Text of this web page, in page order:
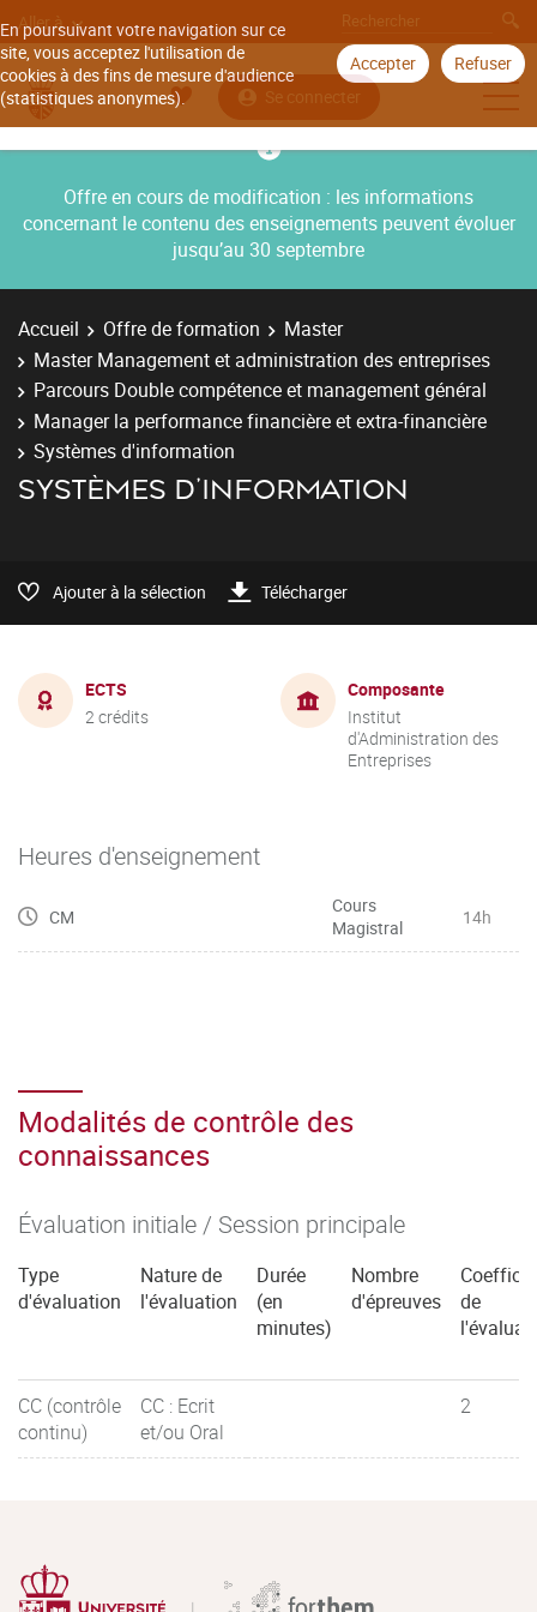
En poursuivant votre navigation sur ce
site, vous acceptez l'utilisation de
cookies à des fins de mesure d'audience
(statistiques anonymes).
Accepter Refuser
Aller à
Se connecter
Offre en cours de modification : les informations
concernant le contenu des enseignements peuvent évoluer
jusqu’au 30 septembre
Accueil Offre de formation
Master
Master Management et administration des entreprises
Parcours Double compétence et management général
Manager la performance financière et extra-financière
Systèmes d'information
SYSTÈMES D'INFORMATION
Ajouter à la sélection Télécharger
ECTS
2 crédits
Composante
Institut
d'Administration des
Entreprises
Heures d'enseignement
CM
Cours
Magistral
14h
Modalités de contrôle des
connaissances
Évaluation initiale / Session principale
Type
d'évaluation
Nature de
l'évaluation
Durée
(en
minutes)
Nombre
d'épreuves
de
CC (contrôle
continu)
CC : Ecrit
et/ou Oral
2